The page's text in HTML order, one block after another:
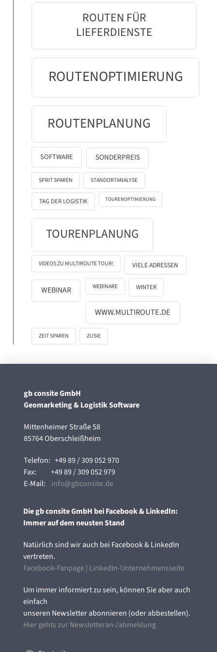
ROUTEN FÜR
LIEFERDIENSTE
ROUTENOPTIMIERUNG
ROUTENPLANUNG
SOFTWARE SONDERPREIS
SPRIT SPAREN STANDORTANALYSE
TAG DER LOGISTIK TOURENOPTIMIERUNG
TOURENPLANUNG
VIDEOS ZU MULTIROUTE TOUR! VIELE ADRESSEN
WEBINAR WEBINARE WINTER
WWW.MULTIROUTE.DE
ZEIT SPAREN ZUSIE
gb consite GmbH
Geomarketing & Logistik Software
Mittenheimer Straße 58
85764 Oberschleißheim
Telefon:+49 89 / 309 052 970
Fax:+49 89 / 309 052 979
E-Mail: info@gbconsite.de
Die gb consite GmbH bei Facebook & LinkedIn:
Immer auf dem neusten Stand
Natürlich sind wir auch bei Facebook & LinkedIn
vertreten.
Facebook-Fanpage| LinkedIn-Unternehmensseite
Um immer informiert zu sein, können Sie aber auch
einfach
unseren Newsletter abonnieren (oder abbestellen).
Hier gehts zur Newsletteran-/abmeldung